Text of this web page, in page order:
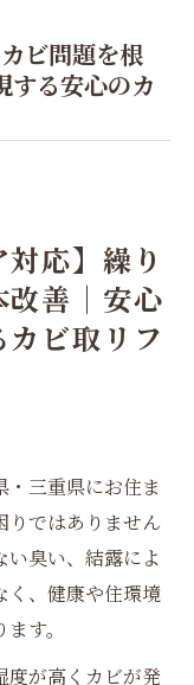
ビ問題を根
る安心のカ
対応】繰り
善｜安心
ビ取リフ
・三重県にお住ま
りではありません
い臭い、結露によ
く、健康や住環境
す。
度が高くカビが発